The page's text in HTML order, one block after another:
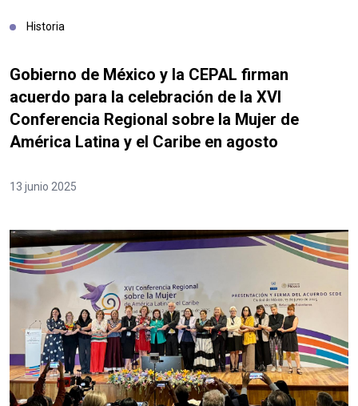
Historia
Gobierno de México y la CEPAL firman
acuerdo para la celebración de la XVI
Conferencia Regional sobre la Mujer de
América Latina y el Caribe en agosto
13 junio 2025